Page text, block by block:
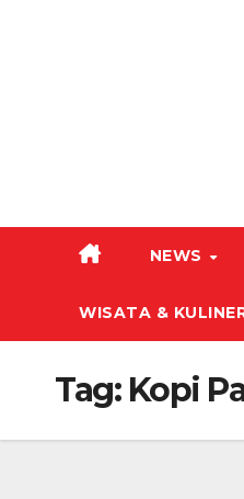
NEWS
WISATA &
Tag: Kopi